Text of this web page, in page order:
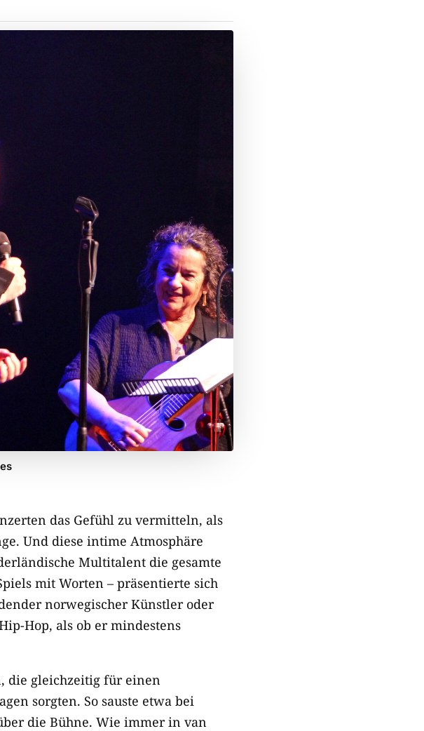
das Gefühl zu vermitteln, als
Und diese intime Atmosphäre
Multitalent die gesamte
mit Worten – präsentierte sich
norwegischer Künstler oder
Hop, als ob er mindestens
die gleichzeitig für einen
sorgten. So sauste etwa bei
die Bühne. Wie immer in van